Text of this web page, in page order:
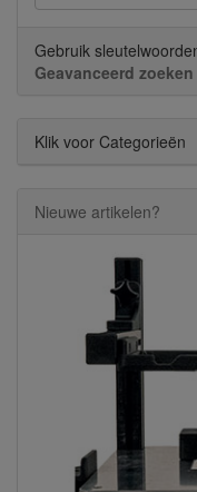
Gebruik
Geavanceerd zoeken
Klik voor Categorieën
Nieuwe artikelen?